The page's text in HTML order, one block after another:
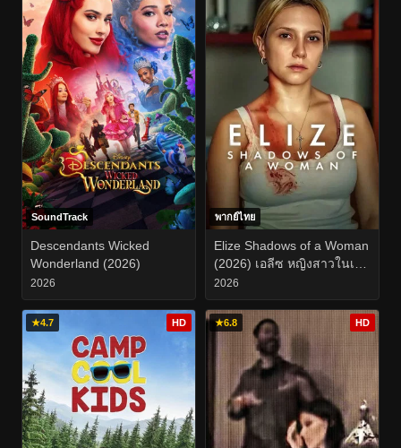
SoundTrack
Descendants Wicked
Wonderland (2026)
2026
พากย์ไทย
Elize Shadows of a Woman
(2026) เอลีซ หญิงสาวในเงา
โศก
2026
★4.7 HD ★6.8 HD